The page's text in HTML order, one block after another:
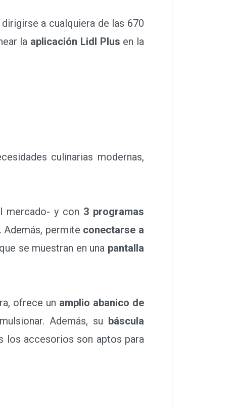
a cualquiera de las 670
la aplicación Lidl Plus en la
culinarias modernas,
mercado- y con 3 programas
Además, permite conectarse a
se muestran en una pantalla
ofrece un amplio abanico de
Además, su báscula
los accesorios son aptos para